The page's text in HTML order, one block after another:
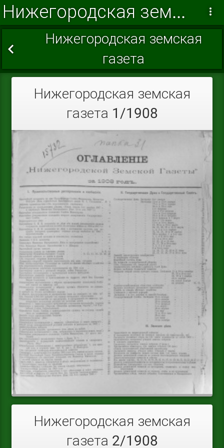
Нижегородская земская газета 1908
Нижегородская земская
газета
Нижегородская земская
газета 1/1908
Нижегородская земская
газета 2/1908